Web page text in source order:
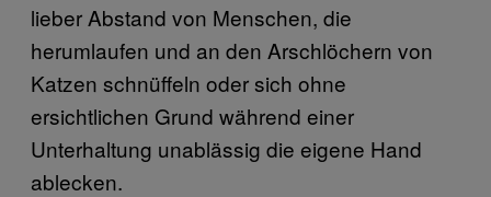
lieber Abstand von Menschen, die
herumlaufen und an den Arschlöchern von
Katzen schnüffeln oder sich ohne
ersichtlichen Grund während einer
Unterhaltung unablässig die eigene Hand
ablecken.